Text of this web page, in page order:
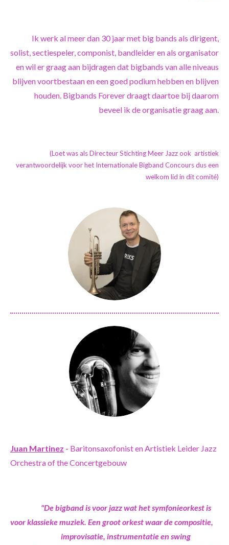
Ik werk al meer dan 30 jaar met big bands als dirigent,
solist, sectiespeler, componist, bandleider en als organisator
en wil er graag aan bijdragen dat bigbands van alle niveaus
blijven voortbestaan en een goed podium hebben en blijven
houden. Bigbands Forever draagt daartoe bij daarom
beveel ik de organisatie graag aan.
(Loet was als Directeur Stichting Meer Jazz ook artistiek
verantwoordelijk voor het Internationale Bigband Concours dus een
welkom lid in dit comité)
Juan Martinez - Baritonsaxofonist en Artistiek Leider Jazz
Orchestra of the Concertgebouw
"De bigband is voor jazz wat het symfonieorkest is
voor klassieke muziek. Een groot orkest waar de compositie,
improvisatie, instrumentatie en swing